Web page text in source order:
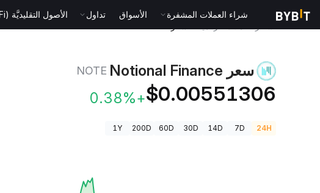
شراء العملات المشفرة الأسواق تداول الأصول التقليديَّة (TradFi)
سعر Notional Finance NOTE
$0.00551306
+0.38%
24H
7D
14D
30D
60D
200D
1Y